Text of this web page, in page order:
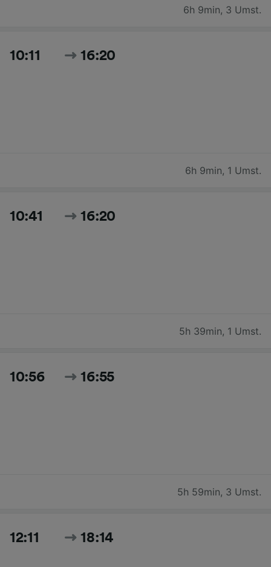
6h 9min, 3 Umst.
10:11 16:20
6h 9min, 1 Umst.
10:41 16:20
5h 39min, 1 Umst.
10:56 16:55
5h 59min, 3 Umst.
12:11 18:14